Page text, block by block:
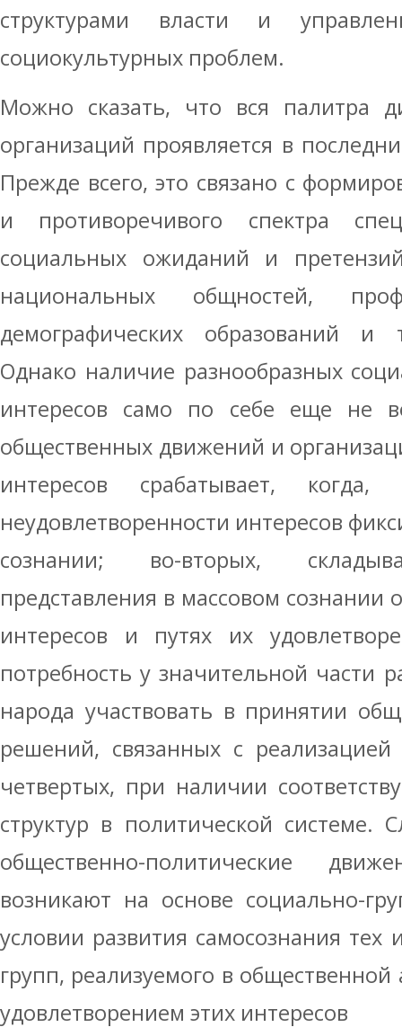
структурами власти и
социокультурных проблем.
Можно сказать, что вся палитра
организаций проявляется в
Прежде всего, это связано с
и противоречивого спектра
социальных ожиданий и
национальных общностей,
демографических образований и
Однако наличие разнообразных
интересов само по себе еще не
общественных движений и
интересов срабатывает, когда,
неудовлетворенности интересов
сознании; во-вторых,
представления в массовом сознании
интересов и путях их
потребность у значительной части
народа участвовать в принятии
решений, связанных с
четвертых, при наличии
структур в политической системе.
общественно-политические
возникают на основе социально-
условии развития самосознания
групп, реализуемого в общественной
удовлетворением этих интересов